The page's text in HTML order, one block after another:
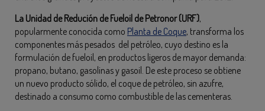
La Unidad de Redución de Fueloil de Petronor (URF),
popularmente conocida como Planta de Coque, transforma los
componentes más pesados del petróleo, cuyo destino es la
formulación de fueloil, en productos ligeros de mayor demanda:
propano, butano, gasolinas y gasoil. De este proceso se obtiene
un nuevo producto sólido, el coque de petróleo, sin azufre,
destinado a consumo como combustible de las cementeras.